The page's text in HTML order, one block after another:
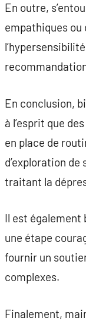
En outre,
empathiques
En conclusion,
à l’esprit que
en place de
d’exploration
traitant la
Il est également
une étape
fournir un
complexes.
Finalement,